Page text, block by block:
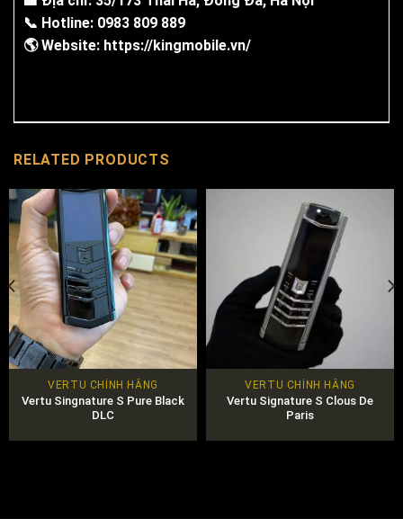
📞 Hotline: 0983 809 889
🌎Website: https://kingmobile.vn/
RELATED PRODUCTS
VERTU CHÍNH HÃNG
Vertu Singnature S Pure Black
DLC
VERTU CHÍNH HÃNG
Vertu Signature S Clous De
Paris